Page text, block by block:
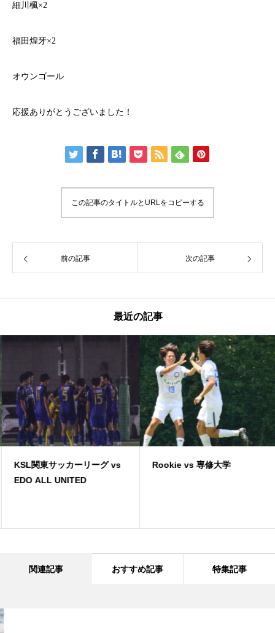
細川楓×2
福田煌牙×2
オウンゴール
応援ありがとうございました！
この記事のタイトルとURLをコピーする
前の記事 次の記事
最近の記事
KSL関東サッカーリーグ vs
EDO ALL UNITED
Rookie vs 専修大学
関連記事 おすすめ記事 特集記事